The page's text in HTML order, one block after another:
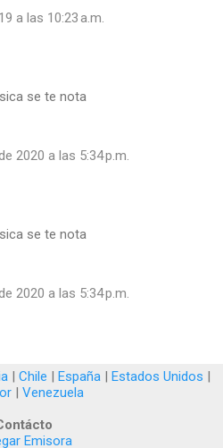
a las 10:23 a.m.
se te nota
2020 a las 5:34 p.m.
se te nota
2020 a las 5:34 p.m.
| Chile | España| Estados Unidos |
| Venezuela
Emisora